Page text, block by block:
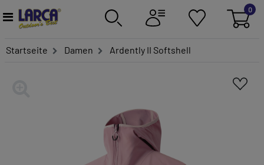
0
Startseite Damen Ardently II Softshell